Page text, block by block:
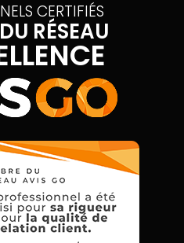
CERTIFIÉS
RÉSEAU